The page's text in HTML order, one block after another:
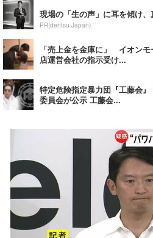
現場の「生の声」に耳を傾け
PR(dentsu Japan)
「売上金を金庫に」 イオン
店運営会社の指示受け...
特定危険指定暴力団『工藤会
委員会が公示 工藤会...